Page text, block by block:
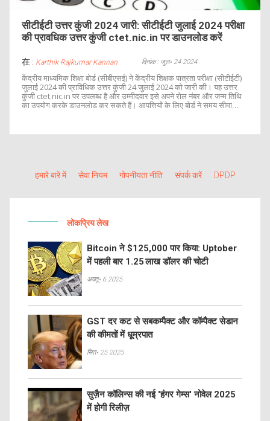
सीटीईटी उत्तर कुंजी 2024 जारी: सीटीईटी जुलाई 2024 परीक्षा
की प्रावधिक उत्तर कुंजी ctet.nic.in पर डाउनलोड करें
在 : Karthik Rajkumar Kannan दिनांक : जुल॰ 24 2024
केंद्रीय माध्यमिक शिक्षा बोर्ड (सीबीएसई) ने केंद्रीय शिक्षक पात्रता परीक्षा (सीटीईटी)
जुलाई 2024 की प्राविधिक उत्तर कुंजी 24 जुलाई 2024 को जारी की। यह उत्तर
कुंजी ctet.nic.in पर उपलब्ध है और उम्मीदवार इसे अपने रोल नंबर और जन्म तिथि
का उपयोग करके डाउनलोड कर सकते हैं। आपत्तियों के लिए बोर्ड ने समय सीमा
हमारे बारे में सेवा नियम गोपनीयता नीति संपर्क करें DPDP
लोकप्रिय लेख
Bitcoin ने $125,000 पार किया: Uptober
में पहली बार 1.25 लाख डॉलर की चोटी
अक्तू॰ 6 2025
GST दर कट से सबकम्पैक्ट और कॉम्पैक्ट सेडान
की कीमतों में धूम्रपात
सित॰ 25 2025
सुज़ैन कॉलिन्स की नई 'हंगर गेम्स' नोवेल 2025
में होगी रिलीज़